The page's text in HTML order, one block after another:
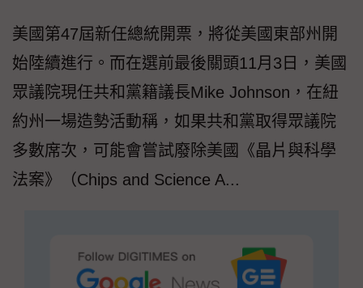
美國第47屆新任總統開票，將從美國東部州開
始陸續進行。而在選前最後關頭11月3日，美國
眾議院現任共和黨籍議長Mike Johnson，在紐
約州一場造勢活動稱，如果共和黨取得眾議院
多數席次，可能會嘗試廢除美國《晶片與科學
法案》（Chips and Science A...